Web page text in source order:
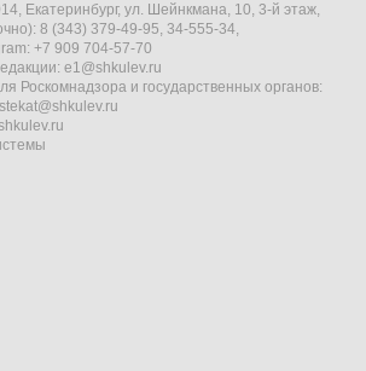
Екатеринбург, ул. Шейнкмана, 10, 3-й этаж,
8 (343) 379-49-95, 34-555-34,
+7 909 704-57-70
e1@shkulev.ru
Роскомнадзора и государственных органов: